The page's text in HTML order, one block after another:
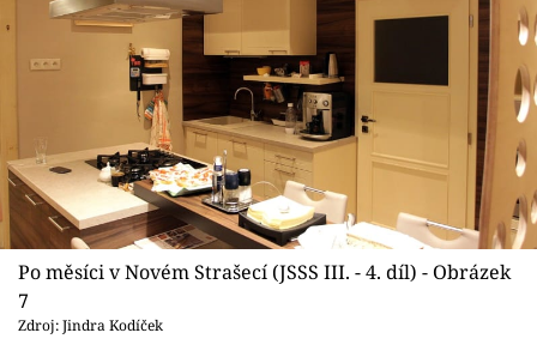
Po měsíci v Novém Strašecí (JSSS III. - 4. díl) - Obrázek
7
Zdroj: Jindra Kodíček